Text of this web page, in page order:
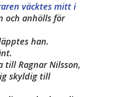
väcktes mitt i
och anhölls för
han.
till Ragnar Nilsson,
skyldig till